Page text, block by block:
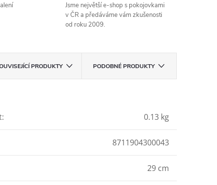
Jsme největší e-shop s pokojovkami
v ČR a předáváme vám zkušenosti
od roku 2009.
PRODUKTY PODOBNÉ PRODUKTY
: 0.13 kg
8711904300043
29 cm